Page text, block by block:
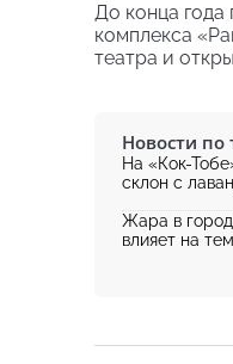
До конца года
комплекса
театра и
Новости по
На «Кок-
склон с
Жара в
влияет на